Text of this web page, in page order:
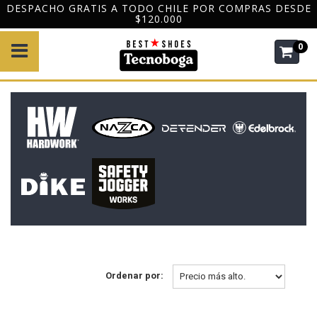
PUEDES REALIZAR TU COMPRA CON BOLETA O FACTURA
0
Ordenar por: